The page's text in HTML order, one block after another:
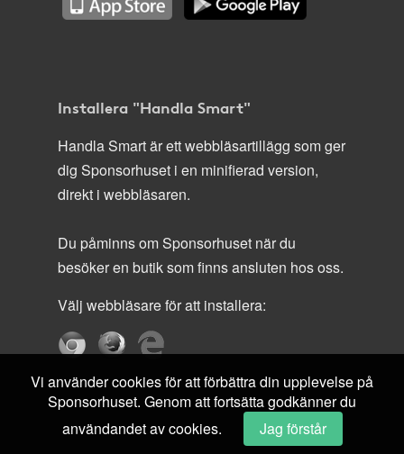
Installera "Handla Smart"
Handla Smart är ett webbläsartillägg som ger
dig Sponsorhuset i en minifierad version,
direkt i webbläsaren.
Du påminns om Sponsorhuset när du
besöker en butik som finns ansluten hos oss.
Välj webbläsare för att installera:
Vi använder cookies för att förbättra din upplevelse på
Sponsorhuset. Genom att fortsätta godkänner du
användandet av cookies.
Jag förstår